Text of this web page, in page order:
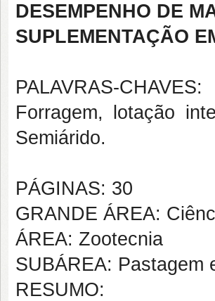
DESEMPENHO DE
SUPLEMENTAÇÃO
PALAVRAS-CHAVES:
Forragem, lotação
Semiárido.
PÁGINAS: 30
GRANDE ÁREA:
ÁREA: Zootecnia
SUBÁREA: Pastagem
RESUMO: